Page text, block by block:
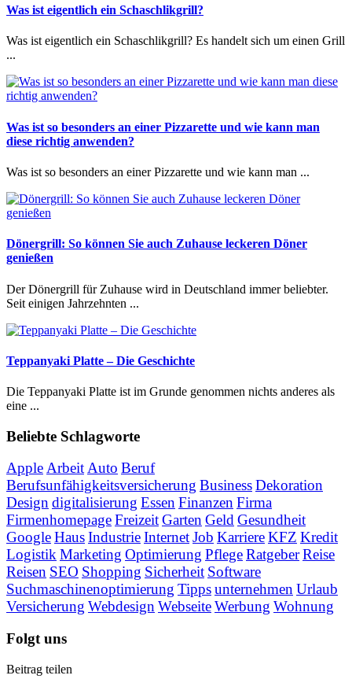
Was ist eigentlich ein Schaschlikgrill?
Was ist eigentlich ein Schaschlikgrill? Es handelt sich um einen Grill
...
Was ist so besonders an einer Pizzarette und wie kann man
diese richtig anwenden?
Was ist so besonders an einer Pizzarette und wie kann man ...
Dönergrill: So können Sie auch Zuhause leckeren Döner
genießen
Der Dönergrill für Zuhause wird in Deutschland immer beliebter.
Seit einigen Jahrzehnten ...
Teppanyaki Platte – Die Geschichte
Die Teppanyaki Platte ist im Grunde genommen nichts anderes als
eine ...
Beliebte Schlagworte
AppleArbeitAuto Beruf
Berufsunfähigkeitsversicherung BusinessDekoration
Designdigitalisierung EssenFinanzenFirma
FirmenhomepageFreizeitGartenGeldGesundheit
GoogleHausIndustrieInternetJob KarriereKFZ Kredit
LogistikMarketing Optimierung PflegeRatgeberReise
Reisen SEO Shopping Sicherheit Software
Suchmaschinenoptimierung TippsunternehmenUrlaub
Versicherung WebdesignWebseiteWerbung Wohnung
Folgt uns
Beitrag teilen